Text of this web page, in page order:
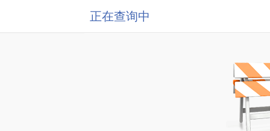
正在查询中